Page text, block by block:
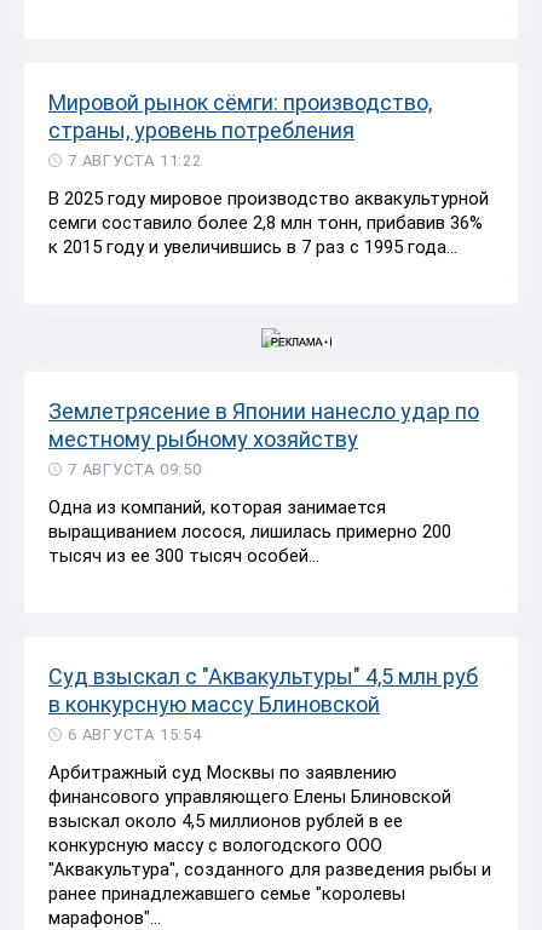
Мировой рынок сёмги: производство,
страны, уровень потребления
7 АВГУСТА 11:22
В 2025 году мировое производство аквакультурной
семги составило более 2,8 млн тонн, прибавив 36%
к 2015 году и увеличившись в 7 раз с 1995 года...
Землетрясение в Японии нанесло удар по
местному рыбному хозяйству
7 АВГУСТА 09:50
Одна из компаний, которая занимается
выращиванием лосося, лишилась примерно 200
тысяч из ее 300 тысяч особей...
Суд взыскал с "Аквакультуры" 4,5 млн руб
в конкурсную массу Блиновской
6 АВГУСТА 15:54
Арбитражный суд Москвы по заявлению
финансового управляющего Елены Блиновской
взыскал около 4,5 миллионов рублей в ее
конкурсную массу с вологодского ООО
"Аквакультура", созданного для разведения рыбы и
ранее принадлежавшего семье "королевы
марафонов"...